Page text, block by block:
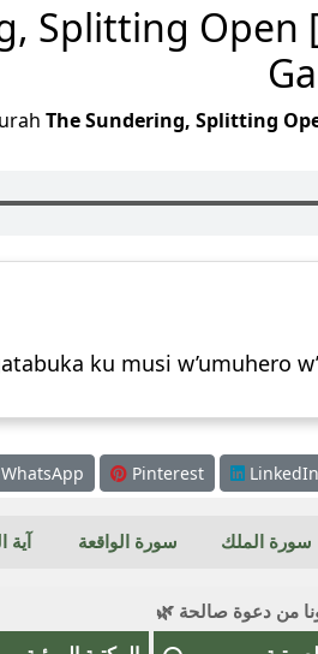
Splitting Open
The Sundering, Splitting
ku musi w’umuhero
Pinterest LinkedIn
سورة الملك سورة الواقعة
من دعوة صالحة 🌿